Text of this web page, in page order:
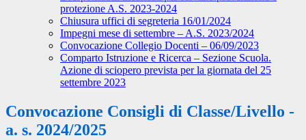
protezione A.S. 2023-2024
Chiusura uffici di segreteria 16/01/2024
Impegni mese di settembre – A.S. 2023/2024
Convocazione Collegio Docenti – 06/09/2023
Comparto Istruzione e Ricerca – Sezione Scuola.
Azione di sciopero prevista per la giornata del 25
settembre 2023
Convocazione Consigli di Classe/Livello -
a. s. 2024/2025